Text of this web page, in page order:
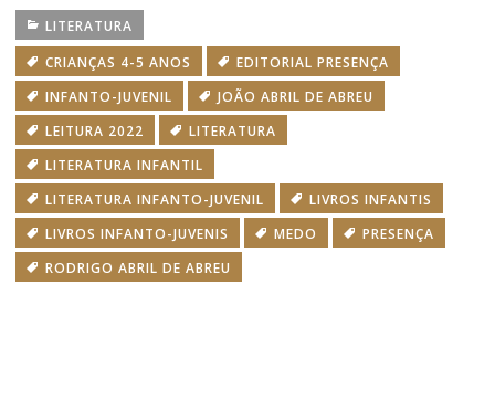
LITERATURA
CRIANÇAS 4-5 ANOS
EDITORIAL PRESENÇA
INFANTO-JUVENIL
JOÃO ABRIL DE ABREU
LEITURA 2022
LITERATURA
LITERATURA INFANTIL
LITERATURA INFANTO-JUVENIL
LIVROS INFANTIS
LIVROS INFANTO-JUVENIS
MEDO
PRESENÇA
RODRIGO ABRIL DE ABREU